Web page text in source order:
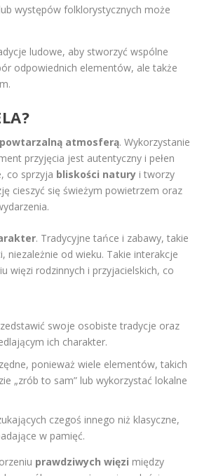
występów folklorystycznych może
ludowe, aby stworzyć wspólne
odpowiednich elementów, ale także
atmosferą. Wykorzystanie
przyjęcia jest autentyczny i pełen
co sprzyja bliskości naturyi tworzy
cieszyć się świeżym powietrzem oraz
. Tradycyjne tańce i zabawy, takie
niezależnie od wieku. Takie interakcje
więzi rodzinnych i przyjacielskich, co
swoje osobiste tradycje oraz
ich charakter.
ponieważ wiele elementów, takich
„zrób to sam” lub wykorzystać lokalne
czegoś innego niż klasyczne,
w pamięć.
prawdziwych więzi między